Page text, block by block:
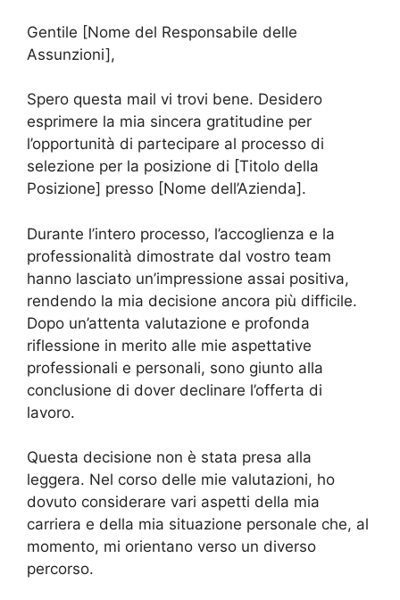
Gentile [Nome del Responsabile delle
Assunzioni],
Spero questa mail vi trovi bene. Desidero
esprimere la mia sincera gratitudine per
l’opportunità di partecipare al processo di
selezione per la posizione di [Titolo della
Posizione] presso [Nome dell’Azienda].
Durante l’intero processo, l’accoglienza e la
professionalità dimostrate dal vostro team
hanno lasciato un’impressione assai positiva,
rendendo la mia decisione ancora più difficile.
Dopo un’attenta valutazione e profonda
riflessione in merito alle mie aspettative
professionali e personali, sono giunto alla
conclusione di dover declinare l’offerta di
lavoro.
Questa decisione non è stata presa alla
leggera. Nel corso delle mie valutazioni, ho
dovuto considerare vari aspetti della mia
carriera e della mia situazione personale che, al
momento, mi orientano verso un diverso
percorso.